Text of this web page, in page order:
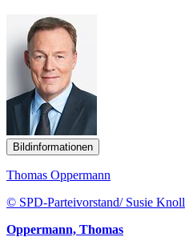
Bildinformationen
Thomas Oppermann
© SPD-Parteivorstand/ Susie Knoll
Oppermann, Thomas